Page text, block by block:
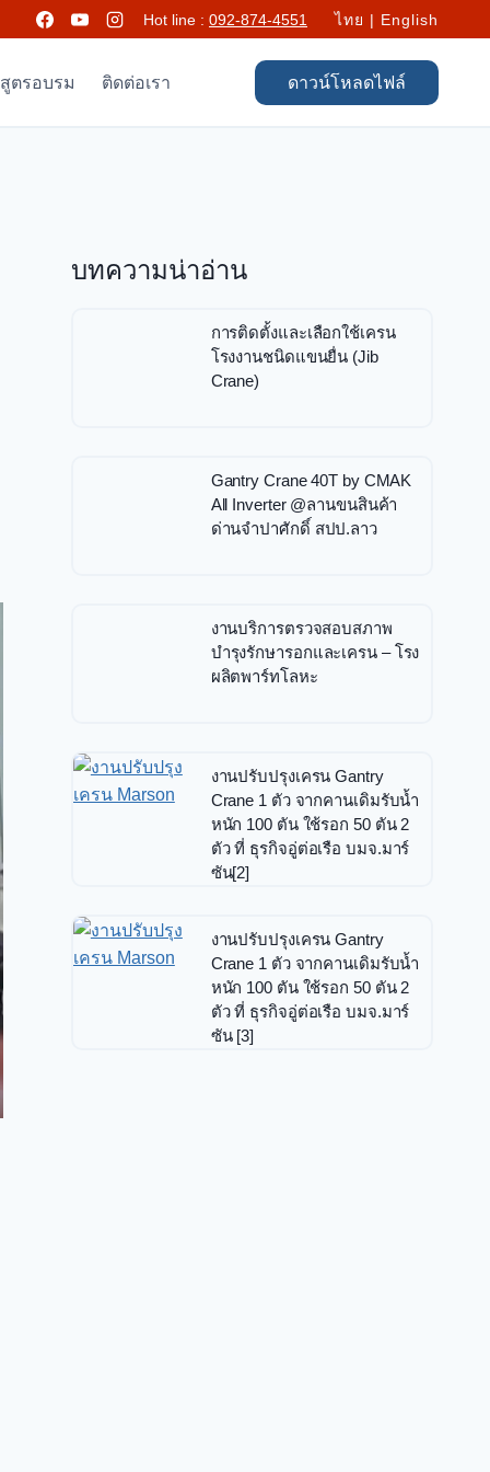
Hot line : 092-874-4551 ไทย | English
ตรอบรม ติดต่อเรา ดาวน์โหลดไฟล์
บทความน่าอ่าน
การติดตั้งและเลือกใช้เครน
โรงงานชนิดแขนยื่น (Jib
Crane)
Gantry Crane 40T by CMAK
All Inverter @ลานขนสินค้า
ด่านจำปาศักดิ์ สปป.ลาว
งานบริการตรวจสอบสภาพ
บำรุงรักษารอกและเครน – โรง
ผลิตพาร์ทโลหะ
งานปรับปรุงเครน Gantry
Crane 1 ตัว จากคานเดิมรับน้ำ
หนัก 100 ตัน ใช้รอก 50 ตัน 2
ตัว ที่ ธุรกิจอู่ต่อเรือ บมจ.มาร์
ซัน[2]
งานปรับปรุงเครน Gantry
Crane 1 ตัว จากคานเดิมรับน้ำ
หนัก 100 ตัน ใช้รอก 50 ตัน 2
ตัว ที่ ธุรกิจอู่ต่อเรือ บมจ.มาร์
ซัน [3]